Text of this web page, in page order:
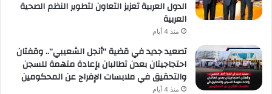
الدول العربية تعزيز التعاون لتطوير النظم الصحية
العربية
منذ 4 أيام
تصعيد جديد في قضية “أنجل الشعيبي”.. وقفتان
احتجاجيتان بعدن تطالبان بإعادة متهمة للسجن
والتحقيق في ملابسات الإفراج عن المحكومين
منذ 4 أيام